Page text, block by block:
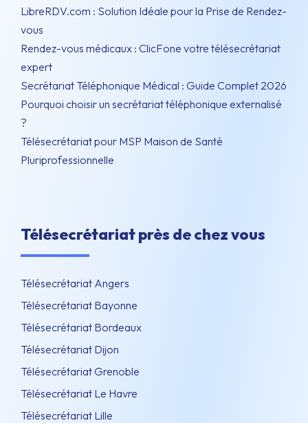
LibreRDV.com : Solution Idéale pour la Prise de Rendez-
vous
Rendez-vous médicaux : ClicFone votre télésecrétariat
expert
Secrétariat Téléphonique Médical : Guide Complet 2026
Pourquoi choisir un secrétariat téléphonique externalisé
?
Télésecrétariat pour MSP Maison de Santé
Pluriprofessionnelle
Télésecrétariat près de chez vous
Télésecrétariat Angers
Télésecrétariat Bayonne
Télésecrétariat Bordeaux
Télésecrétariat Dijon
Télésecrétariat Grenoble
Télésecrétariat Le Havre
Télésecrétariat Lille